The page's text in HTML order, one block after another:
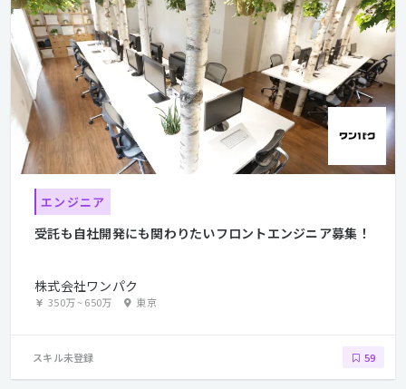
エンジニア
受託も自社開発にも関わりたいフロントエンジニア募集！
株式会社ワンパク
350万~650万 東京
スキル未登録 59